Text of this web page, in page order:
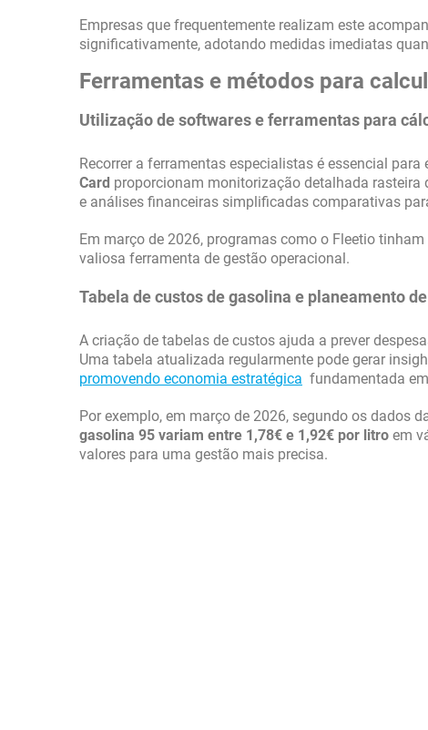
Empresas que frequentemente realizam este
significativamente, adotando medidas imediatas
Ferramentas e métodos para
Utilização de softwares e ferramentas para
Recorrer a ferramentas especialistas é essencial
Card proporcionam monitorização detalhada
e análises financeiras simplificadas comparativas
Em março de 2026, programas como o Fleetio
valiosa ferramenta de gestão operacional.
Tabela de custos de gasolina e planeamento
A criação de tabelas de custos ajuda a prever
Uma tabela atualizada regularmente pode gerar
promovendo economia estratégica fundamentada
Por exemplo, em março de 2026, segundo os dados
gasolina 95 variam entre 1,78€ e 1,92€ por litro em
valores para uma gestão mais precisa.